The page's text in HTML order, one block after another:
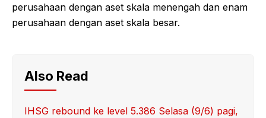
perusahaan dengan aset skala menengah dan enam
perusahaan dengan aset skala besar.
Also Read
IHSG rebound ke level 5.386 Selasa (9/6) pagi,